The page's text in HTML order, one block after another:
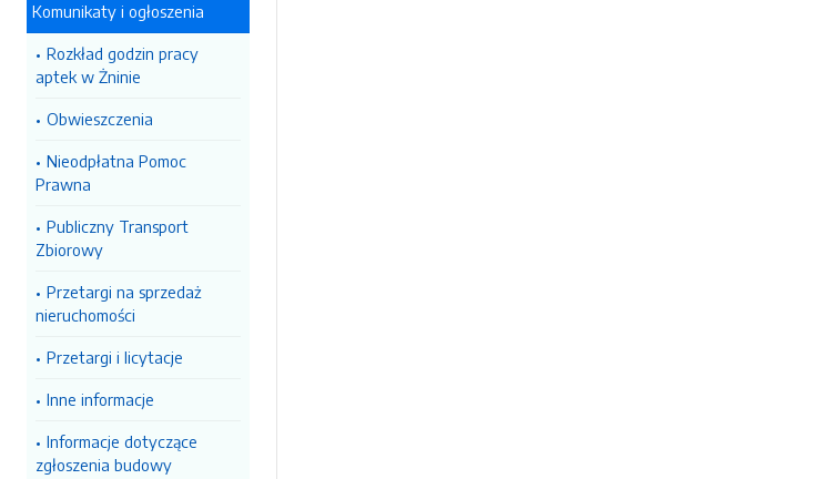
Komunikaty i ogłoszenia
Rozkład godzin pracy
aptek w Żninie
Obwieszczenia
Nieodpłatna Pomoc
Prawna
Publiczny Transport
Zbiorowy
Przetargi na sprzedaż
nieruchomości
Przetargi i licytacje
Inne informacje
Informacje dotyczące
zgłoszenia budowy